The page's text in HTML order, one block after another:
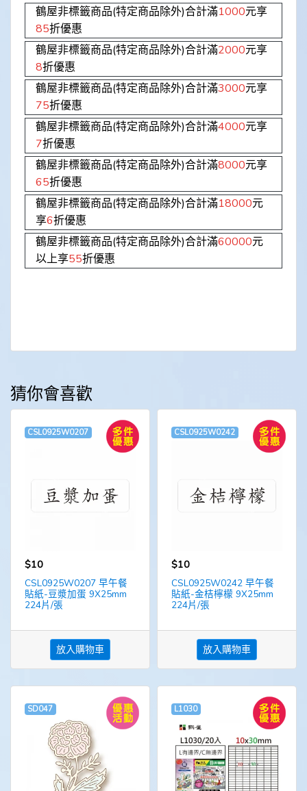
鶴屋非標籤商品(特定商品除外)合計滿1000元享
85折優惠
鶴屋非標籤商品(特定商品除外)合計滿2000元享
8折優惠
鶴屋非標籤商品(特定商品除外)合計滿3000元享
75折優惠
鶴屋非標籤商品(特定商品除外)合計滿4000元享
7折優惠
鶴屋非標籤商品(特定商品除外)合計滿8000元享
65折優惠
鶴屋非標籤商品(特定商品除外)合計滿18000元
享6折優惠
鶴屋非標籤商品(特定商品除外)合計滿60000元
以上享55折優惠
猜你會喜歡
CSL0925W0207
$10
CSL0925W0207 早午餐
貼紙-豆漿加蛋 9X25mm
224片/張
放入購物車
CSL0925W0242
$10
CSL0925W0242 早午餐
貼紙-金桔檸檬 9X25mm
224片/張
放入購物車
SD047 L1030